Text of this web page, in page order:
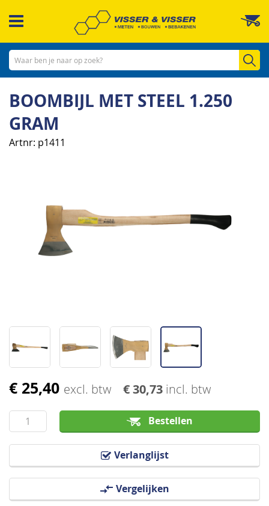
naar
inhoud
BOOMBIJL MET STEEL 1.250
GRAM
Artnr p1411
€ 25,40 excl. btw € 30,73 incl. btw
Bestellen
Verlanglijst
Vergelijken
afbeeldingen-
Ga
het
begin
van